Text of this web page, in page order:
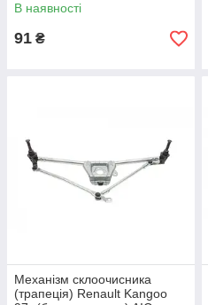
В наявності
91 ₴
Механізм склоочисника
(трапеція) Renault Kangoo